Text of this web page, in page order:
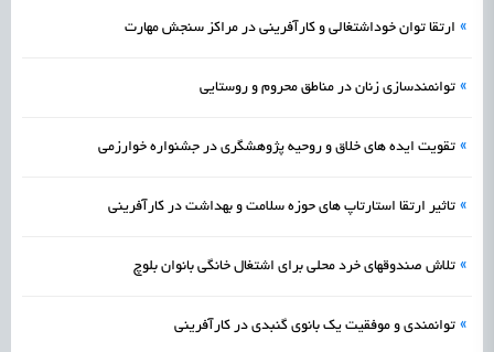
» ارتقا توان خوداشتغالی و کارآفرینی در مراکز سنجش مهارت
» توانمندسازی زنان در مناطق محروم و روستایی
» تقویت ایده های خلاق و روحیه پژوهشگری در جشنواره خوارزمی
» تاثیر ارتقا استارتاپ های حوزه سلامت و بهداشت در کارآفرینی
» تلاش صندوقهای خرد محلی برای اشتغال خانگی بانوان بلوچ
» توانمندی و موفقیت یک بانوی گنبدی در کارآفرینی